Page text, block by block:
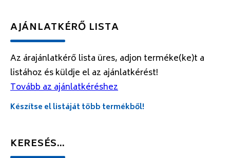
AJÁNLATKÉRŐ LISTA
Az árajánlatkérő lista üres, adjon terméke(ke)t a
listához és küldje el az ajánlatkérést!
Tovább az ajánlatkéréshez
Készítse el listáját több termékből!
KERESÉS…